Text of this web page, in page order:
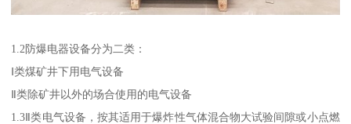
1.2防爆电器设备分为二类：
Ⅰ类煤矿井下用电气设备
Ⅱ类除矿井以外的场合使用的电气设备
1.3Ⅱ类电气设备，按其适用于爆炸性气体混合物大试验间隙或小点燃